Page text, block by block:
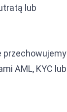
lub
przechowujemy
AML, KYC lub